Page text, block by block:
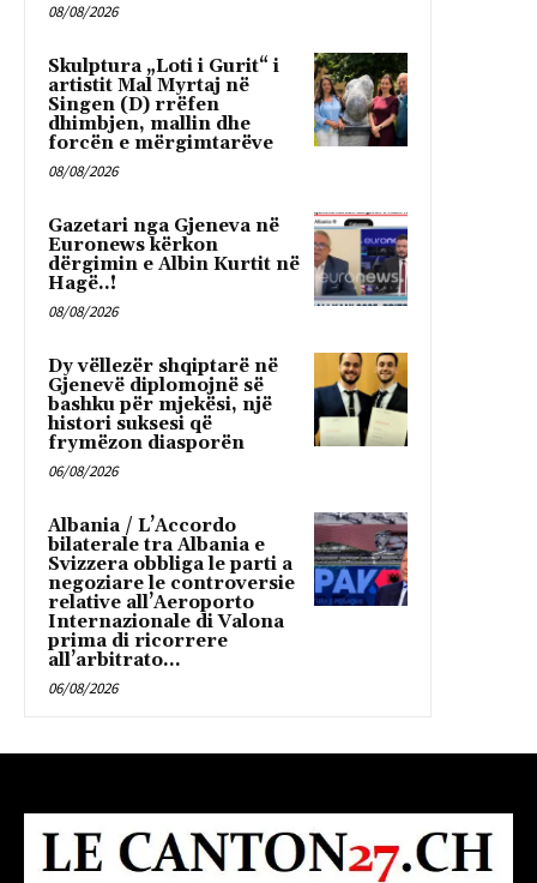
08/08/2026
Skulptura „Loti i Gurit“ i
artistit Mal Myrtaj në
Singen (D) rrëfen
dhimbjen, mallin dhe
forcën e mërgimtarëve
08/08/2026
Gazetari nga Gjeneva në
Euronews kërkon
dërgimin e Albin Kurtit në
Hagë..!
08/08/2026
Dy vëllezër shqiptarë në
Gjenevë diplomojnë së
bashku për mjekësi, një
histori suksesi që
frymëzon diasporën
06/08/2026
Albania / L’Accordo
bilaterale tra Albania e
Svizzera obbliga le parti a
negoziare le controversie
relative all’Aeroporto
Internazionale di Valona
prima di ricorrere
all’arbitrato...
06/08/2026